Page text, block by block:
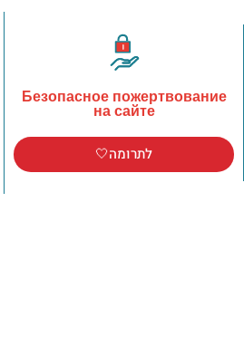
Безопасное пожертвование
на сайте
לתרומה🤍